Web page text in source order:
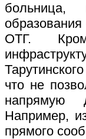
больница,
ОТГ.
что не
напрямую
Например,
прямого